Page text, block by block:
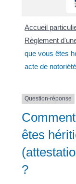
Accueil
Règlement
que vous êtes
acte de
Question-réponse
êtes
?